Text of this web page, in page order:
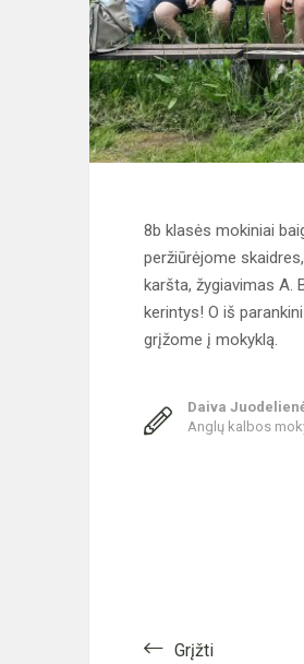
8b klasės mokiniai
peržiūrėjome
karšta, žygiavimas A.
kerintys! O iš
grįžome į mokyklą.
Daiva
Anglų kalbos
Grįžti